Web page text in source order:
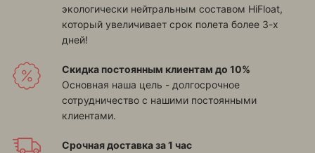
экологически нейтральным составом HiFloat,
который увеличивает срок полета более 3-х
дней!
Скидка постоянным клиентам до 10%
Основная наша цель - долгосрочное
сотрудничество с нашими постоянными
клиентами.
Срочная доставка за 1 час